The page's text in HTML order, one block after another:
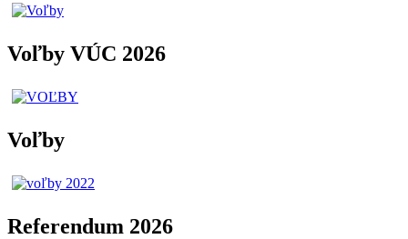
Voľby VÚC 2026
Voľby
Referendum 2026